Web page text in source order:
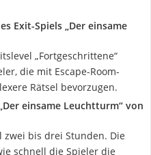
Exit-Spiels „Der einsame
„Fortgeschrittene“
die mit Escape-Room-
Rätsel bevorzugen.
einsame Leuchtturm“ von
zwei bis drei Stunden. Die
schnell die Spieler die